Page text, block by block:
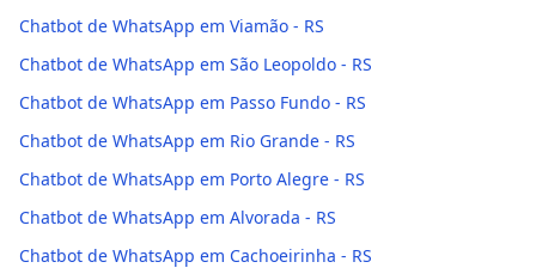
Chatbot de WhatsApp em Viamão - RS
Chatbot de WhatsApp em São Leopoldo - RS
Chatbot de WhatsApp em Passo Fundo - RS
Chatbot de WhatsApp em Rio Grande - RS
Chatbot de WhatsApp em Porto Alegre - RS
Chatbot de WhatsApp em Alvorada - RS
Chatbot de WhatsApp em Cachoeirinha - RS